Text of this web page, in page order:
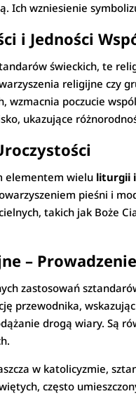
Ich wzniesienie
i Jedności
świeckich, te
religijne czy
wzmacnia poczucie
ukazujące
elementem wielu liturgii
pieśni i
takich jak Boże
–
zastosowań
przewodnika,
drogą wiary. Są
w katolicyzmie,
często